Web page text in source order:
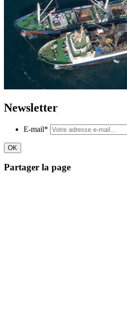
Newsletter
E-mail*
Partager la page